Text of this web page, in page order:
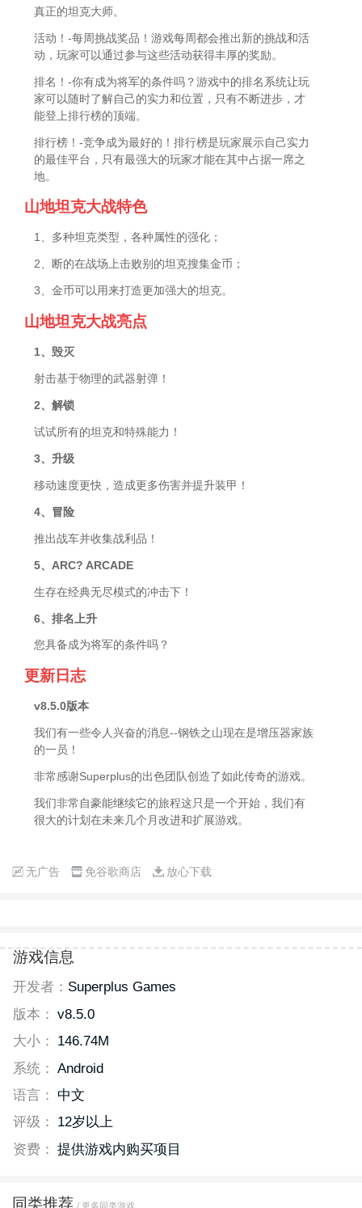
真正的坦克大师。
活动！-每周挑战奖品！游戏每周都会推出新的挑战和活
动，玩家可以通过参与这些活动获得丰厚的奖励。
排名！-你有成为将军的条件吗？游戏中的排名系统让玩
家可以随时了解自己的实力和位置，只有不断进步，才
能登上排行榜的顶端。
排行榜！-竞争成为最好的！排行榜是玩家展示自己实力
的最佳平台，只有最强大的玩家才能在其中占据一席之
地。
山地坦克大战特色
1、多种坦克类型，各种属性的强化；
2、断的在战场上击败别的坦克搜集金币；
3、金币可以用来打造更加强大的坦克。
山地坦克大战亮点
1、毁灭
射击基于物理的武器射弹！
2、解锁
试试所有的坦克和特殊能力！
3、升级
移动速度更快，造成更多伤害并提升装甲！
4、冒险
推出战车并收集战利品！
5、ARC? ARCADE
生存在经典无尽模式的冲击下！
6、排名上升
您具备成为将军的条件吗？
更新日志
v8.5.0版本
我们有一些令人兴奋的消息--钢铁之山现在是增压器家族
的一员！
非常感谢Superplus的出色团队创造了如此传奇的游戏。
我们非常自豪能继续它的旅程这只是一个开始，我们有
很大的计划在未来几个月改进和扩展游戏。
无广告 免谷歌商店 放心下载
游戏信息
开发者： Superplus Games
版本： v8.5.0
大小：
146.74M
系统： Android
语言：
中文
评级：
12岁以上
资费： 提供游戏内购买项目
同类推荐 / 更多同类游戏